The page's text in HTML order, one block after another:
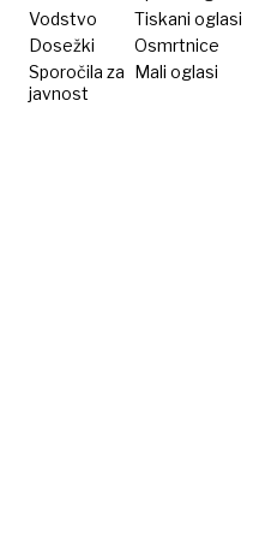
Vodstvo
Dosežki
Sporočila za
javnost
Tiskani oglasi
Osmrtnice
Mali oglasi